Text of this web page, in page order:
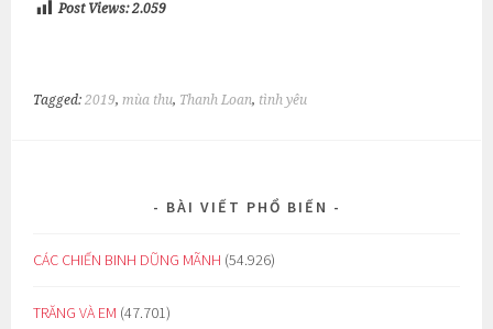
Post Views: 2.059
Tagged:2019,mùa thu, Thanh Loan, tình yêu
BÀI VIẾT PHỔ BIẾN
CÁC CHIẾN BINH DŨNG MÃNH (54.926)
TRĂNG VÀ EM (47.701)